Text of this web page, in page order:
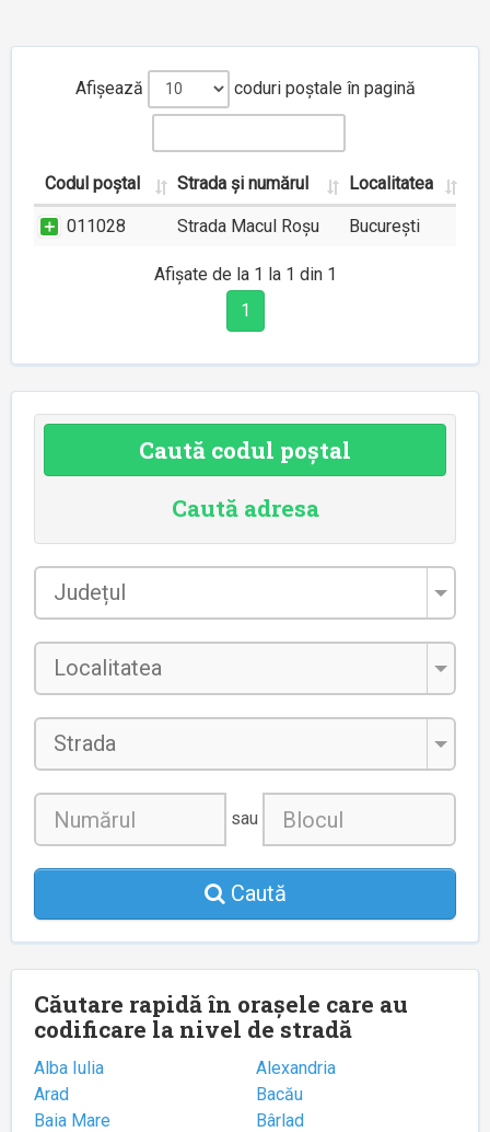
Afișează coduri poștale în pagină
Codul poștal Strada și numărul Localitatea
011028 Strada Macul Roșu București
Afișate de la 1 la 1 din 1
1
Caută codul poștal
Caută adresa
Județul
Localitatea
Strada
sau
Caută
Căutare rapidă în orașele care au
codificare la nivel de stradă
Alba Iulia
Alexandria
Arad
Bacău
Baia Mare
Bârlad